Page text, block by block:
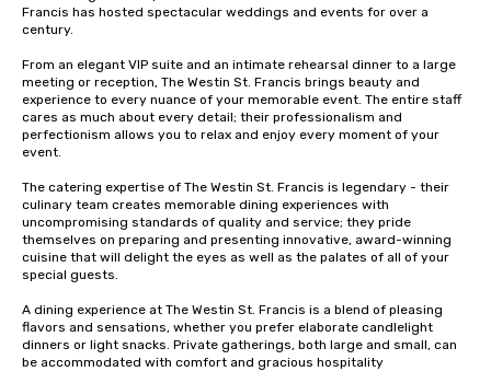
experiences can
groups from as few
as 500 guests,
choice for any
a tour is stress-free
enjoy the company of
more easily. You’ll
knowing that
Since the menu is
have nothing to worry
remember to submit
Francis has hosted spectacular weddings and events for over a
century.
From an elegant VIP suite and an intimate rehearsal dinner to a large
meeting or reception, The Westin St. Francis brings beauty and
experience to every nuance of your memorable event. The entire staff
cares as much about every detail; their professionalism and
perfectionism allows you to relax and enjoy every moment of your
event.
The catering expertise of The Westin St. Francis is legendary - their
culinary team creates memorable dining experiences with
uncompromising standards of quality and service; they pride
themselves on preparing and presenting innovative, award-winning
cuisine that will delight the eyes as well as the palates of all of your
special guests.
A dining experience at The Westin St. Francis is a blend of pleasing
flavors and sensations, whether you prefer elaborate candlelight
dinners or light snacks. Private gatherings, both large and small, can
be accommodated with comfort and gracious hospitality